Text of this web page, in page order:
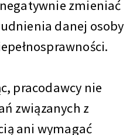
zmieniać
danej osoby
pracodawcy nie
związanych z
ani wymagać